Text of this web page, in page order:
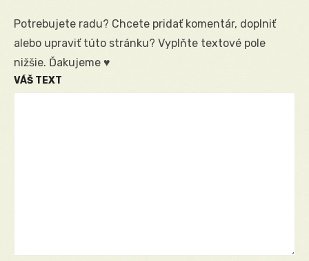
Potrebujete radu? Chcete pridať komentár, doplniť
alebo upraviť túto stránku? Vyplňte textové pole
nižšie. Ďakujeme ♥
VÁŠ TEXT